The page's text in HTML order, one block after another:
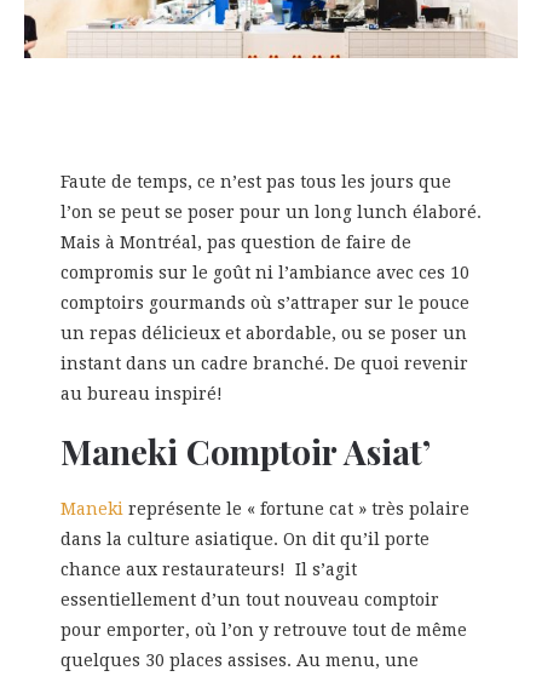
Faute de temps, ce n’est pas tous les jours que
l’on se peut se poser pour un long lunch élaboré.
Mais à Montréal, pas question de faire de
compromis sur le goût ni l’ambiance avec ces 10
comptoirs gourmands où s’attraper sur le pouce
un repas délicieux et abordable, ou se poser un
instant dans un cadre branché. De quoi revenir
au bureau inspiré!
Maneki Comptoir Asiat’
Maneki représente le « fortune cat » très polaire
dans la culture asiatique. On dit qu’il porte
chance aux restaurateurs! Il s’agit
essentiellement d’un tout nouveau comptoir
pour emporter, où l’on y retrouve tout de même
quelques 30 places assises. Au menu, une